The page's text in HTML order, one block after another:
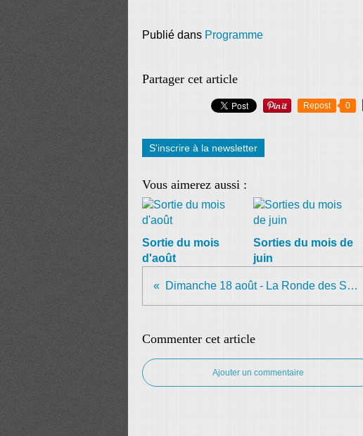
Publié dans Programme
Partager cet article
Repost 0
S'inscrire à la newsletter
Vous aimerez aussi :
Sortie du mois
d'août
Sorties du mois de
juin
Dimanche 18 août - La Ronde des Sapins
Commenter cet article
Ajouter un commentaire